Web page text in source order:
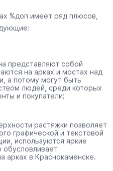
%доп имеет ряд плюсов,
представляют собой
на арках и мостах над
а потому могут быть
людей, среди которых
и покупатели;
растяжки позволяет
графической и текстовой
используются яркие
обусловливает
арках в Краснокаменске.